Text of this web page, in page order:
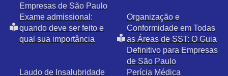
Empresas de São Paulo
Exame admissional:
quando deve ser feito e
qual sua importância
Organização e
Conformidade em Todas
as Áreas de SST: O Guia
Definitivo para Empresas
de São Paulo
Laudo de Insalubridade
Perícia Médica